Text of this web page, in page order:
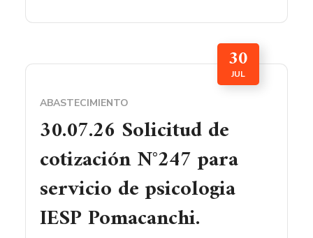
30
JUL
ABASTECIMIENTO
30.07.26 Solicitud de
cotización N°247 para
servicio de psicologia
IESP Pomacanchi.